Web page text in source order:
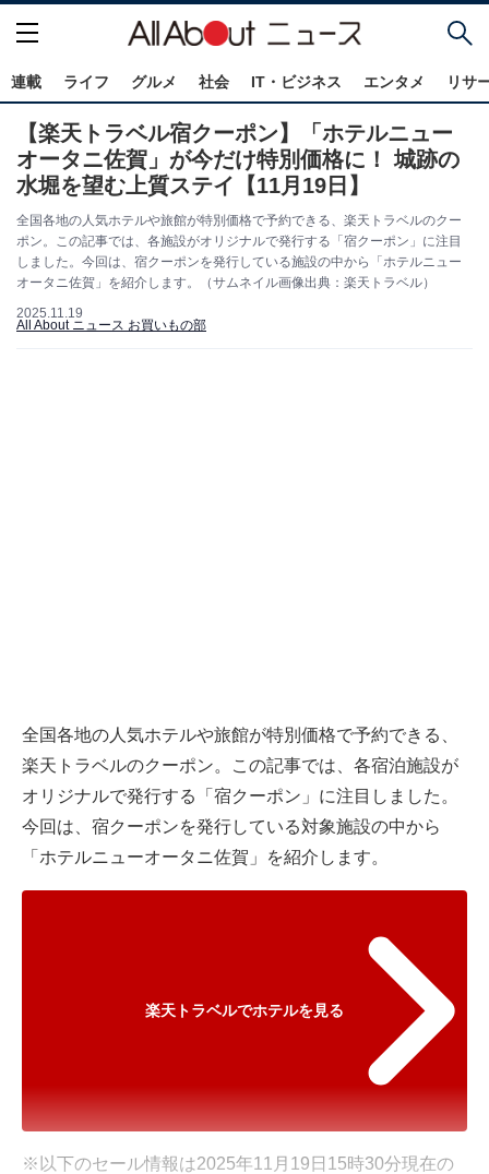
連載 ライフ グルメ 社会 IT・ビジネス エンタメ リサ
【楽天トラベル宿クーポン】「ホテルニュー
オータニ佐賀」が今だけ特別価格に！ 城跡の
水堀を望む上質ステイ【11月19日】
全国各地の人気ホテルや旅館が特別価格で予約できる、楽天トラベルのクー
ポン。この記事では、各施設がオリジナルで発行する「宿クーポン」に注目
しました。今回は、宿クーポンを発行している施設の中から「ホテルニュー
オータニ佐賀」を紹介します。（サムネイル画像出典：楽天トラベル）
2025.11.19
All About ニュース お買いもの部
全国各地の人気ホテルや旅館が特別価格で予約できる、
楽天トラベルのクーポン。この記事では、各宿泊施設が
オリジナルで発行する「宿クーポン」に注目しました。
今回は、宿クーポンを発行している対象施設の中から
「ホテルニューオータニ佐賀」を紹介します。
楽天トラベルでホテルを見る
※以下のセール情報は2025年11月19日15時30分現在の